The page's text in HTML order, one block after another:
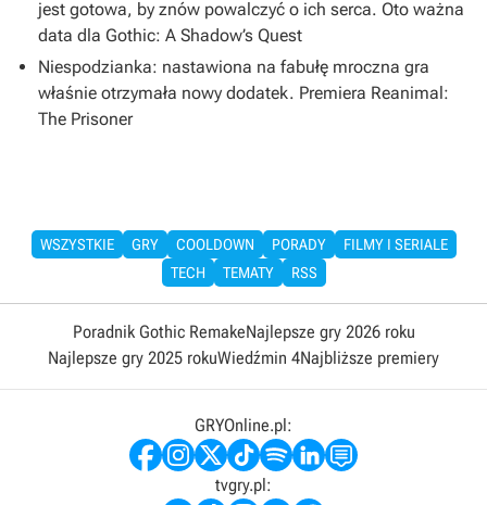
jest gotowa, by znów powalczyć o ich serca. Oto ważna
data dla Gothic: A Shadow’s Quest
Niespodzianka: nastawiona na fabułę mroczna gra
właśnie otrzymała nowy dodatek. Premiera Reanimal:
The Prisoner
WSZYSTKIE GRY COOLDOWN PORADY
FILMY I SERIALE
TECH
TEMATY RSS
Poradnik Gothic RemakeNajlepsze gry 2026 roku
Najlepsze gry 2025 rokuWiedźmin 4Najbliższe premiery
GRYOnline.pl:
tvgry.pl: